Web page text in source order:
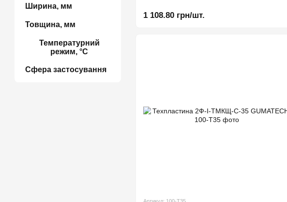
1 108.80 грн/шт.
Ширина, мм
Товщина, мм
Температурний
режим, °C
Сфера застосування